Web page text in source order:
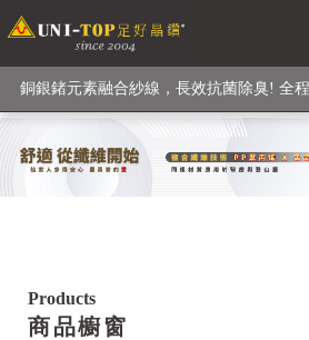
級高性能纖維素材), 機能貼
銅銀鍺元素融合紗線，長效抗菌除臭! 全
檢驗
【快來點我】H型銅銀纖維長效PP能量護
Products
商品櫥窗